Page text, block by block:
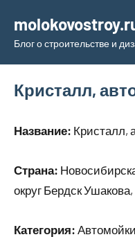
содержимому
Блог о строительстве и
Кристалл,
Название: Кристалл,
Страна:
округ Бердск Ушакова,
Категория: